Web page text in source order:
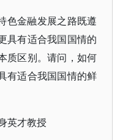
色金融发展之路既遵
具有适合我国国情的
质区别。请问，如何
有适合我国国情的鲜
英才教授